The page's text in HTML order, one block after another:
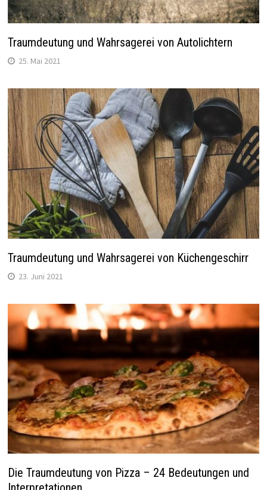
Traumdeutung und Wahrsagerei von Autolichtern
25. Mai 2021
Traumdeutung und Wahrsagerei von Küchengeschirr
23. Juni 2021
Die Traumdeutung von Pizza – 24 Bedeutungen und